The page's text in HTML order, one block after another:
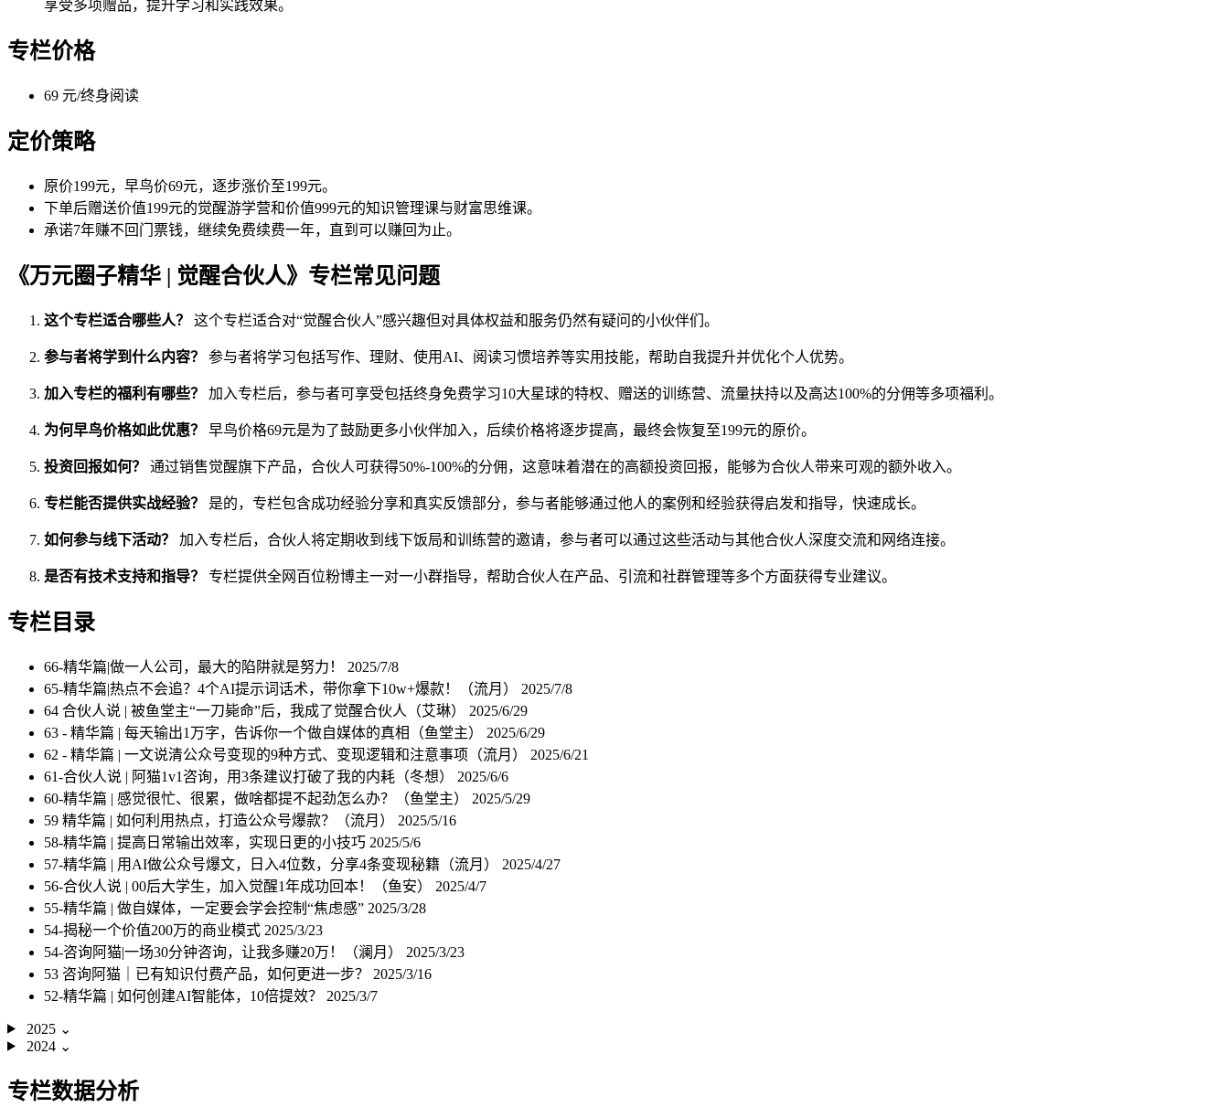
享受多项赠品，提升学习和实践效果。
专栏价格
69 元/终身阅读
定价策略
原价199元，早鸟价69元，逐步涨价至199元。
下单后赠送价值199元的觉醒游学营和价值999元的知识管理课与财富思维课。
承诺7年赚不回门票钱，继续免费续费一年，直到可以赚回为止。
《万元圈子精华 | 觉醒合伙人》专栏常见问题
这个专栏适合哪些人？ 这个专栏适合对“觉醒合伙人”感兴趣但对具体权益和服务仍然有疑问的小伙伴们。
参与者将学到什么内容？ 参与者将学习包括写作、理财、使用AI、阅读习惯培养等实用技能，帮助自我提升并优化个人优势。
加入专栏的福利有哪些？ 加入专栏后，参与者可享受包括终身免费学习10大星球的特权、赠送的训练营、流量扶持以及高达100%的分佣等多项福利。
为何早鸟价格如此优惠？ 早鸟价格69元是为了鼓励更多小伙伴加入，后续价格将逐步提高，最终会恢复至199元的原价。
投资回报如何？ 通过销售觉醒旗下产品，合伙人可获得50%-100%的分佣，这意味着潜在的高额投资回报，能够为合伙人带来可观的额外收入。
专栏能否提供实战经验？ 是的，专栏包含成功经验分享和真实反馈部分，参与者能够通过他人的案例和经验获得启发和指导，快速成长。
如何参与线下活动？ 加入专栏后，合伙人将定期收到线下饭局和训练营的邀请，参与者可以通过这些活动与其他合伙人深度交流和网络连接。
是否有技术支持和指导？ 专栏提供全网百位粉博主一对一小群指导，帮助合伙人在产品、引流和社群管理等多个方面获得专业建议。
专栏目录
66-精华篇|做一人公司，最大的陷阱就是努力！ 2025/7/8
65-精华篇|热点不会追？4个AI提示词话术，带你拿下10w+爆款！（流月） 2025/7/8
64 合伙人说 | 被鱼堂主“一刀毙命”后，我成了觉醒合伙人（艾琳） 2025/6/29
63 - 精华篇 | 每天输出1万字，告诉你一个做自媒体的真相（鱼堂主） 2025/6/29
62 - 精华篇 | 一文说清公众号变现的9种方式、变现逻辑和注意事项（流月） 2025/6/21
61-合伙人说 | 阿猫1v1咨询，用3条建议打破了我的内耗（冬想） 2025/6/6
60-精华篇 | 感觉很忙、很累，做啥都提不起劲怎么办？（鱼堂主） 2025/5/29
59 精华篇 | 如何利用热点，打造公众号爆款？（流月） 2025/5/16
58-精华篇 | 提高日常输出效率，实现日更的小技巧 2025/5/6
57-精华篇 | 用AI做公众号爆文，日入4位数，分享4条变现秘籍（流月） 2025/4/27
56-合伙人说 | 00后大学生，加入觉醒1年成功回本！（鱼安） 2025/4/7
55-精华篇 | 做自媒体，一定要会学会控制“焦虑感” 2025/3/28
54-揭秘一个价值200万的商业模式 2025/3/23
54-咨询阿猫|一场30分钟咨询，让我多赚20万！（澜月） 2025/3/23
53 咨询阿猫｜已有知识付费产品，如何更进一步？ 2025/3/16
52-精华篇 | 如何创建AI智能体，10倍提效？ 2025/3/7
2025 ⌄
2024 ⌄
专栏数据分析